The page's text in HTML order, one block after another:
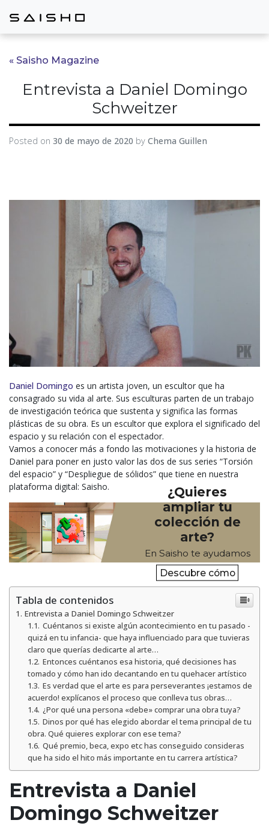
« Saisho Magazine
Entrevista a Daniel Domingo
Schweitzer
Posted on 30 de mayo de 2020 by Chema Guillen
Daniel Domingo es un artista joven, un escultor que ha
consagrado su vida al arte. Sus esculturas parten de un trabajo
de investigación teórica que sustenta y significa las formas
plásticas de su obra. Es un escultor que explora el significado del
espacio y su relación con el espectador.
Vamos a conocer más a fondo las motivaciones y la historia de
Daniel para poner en justo valor las dos de sus series “Torsión
del espacio” y “Despliegue de sólidos” que tiene en nuestra
plataforma digital: Saisho.
¿Quieres
ampliar tu
colección de
arte?
En Saisho te ayudamos
Descubre cómo
Tabla de contenidos
Entrevista a Daniel Domingo Schweitzer
Cuéntanos si existe algún acontecimiento en tu pasado -
quizá en tu infancia- que haya influenciado para que tuvieras
claro que querías dedicarte al arte…
Entonces cuéntanos esa historia, qué decisiones has
tomado y cómo han ido decantando en tu quehacer artístico
Es verdad que el arte es para perseverantes ¡estamos de
acuerdo! explícanos el proceso que conlleva tus obras…
¿Por qué una persona «debe» comprar una obra tuya?
Dinos por qué has elegido abordar el tema principal de tu
obra. Qué quieres explorar con ese tema?
Qué premio, beca, expo etc has conseguido consideras
que ha sido el hito más importante en tu carrera artística?
Entrevista a Daniel
Domingo Schweitzer